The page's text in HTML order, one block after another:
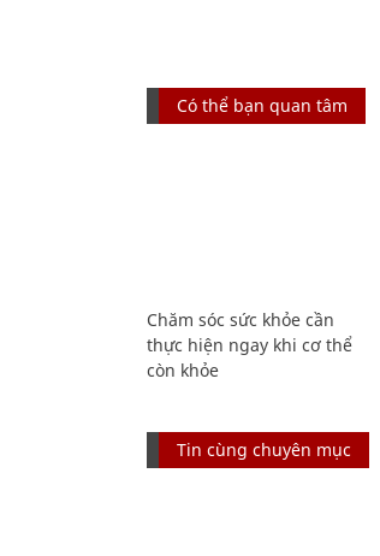
Có thể bạn quan tâm
Chăm sóc sức khỏe cần
thực hiện ngay khi cơ thể
còn khỏe
Tin cùng chuyên mục